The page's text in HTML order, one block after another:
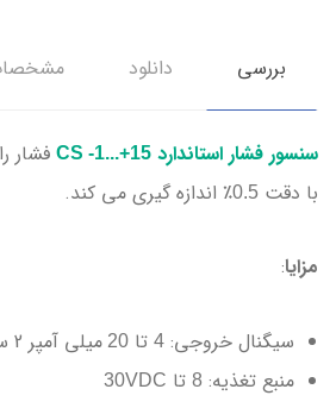
بررسی دانلود
سنسور فشار استاندارد CS -1...+15 فشار
با دقت 0.5٪ اندازه گیری می کند.
مزایا:
سیگنال خروجی: 4 تا 20 میلی آمپر 2 سیم
منبع تغذیه: 8 تا 30VDC